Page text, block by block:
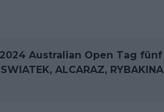
2024 Australian Open Tag fünf
ALCARAZ, RYBAKINA